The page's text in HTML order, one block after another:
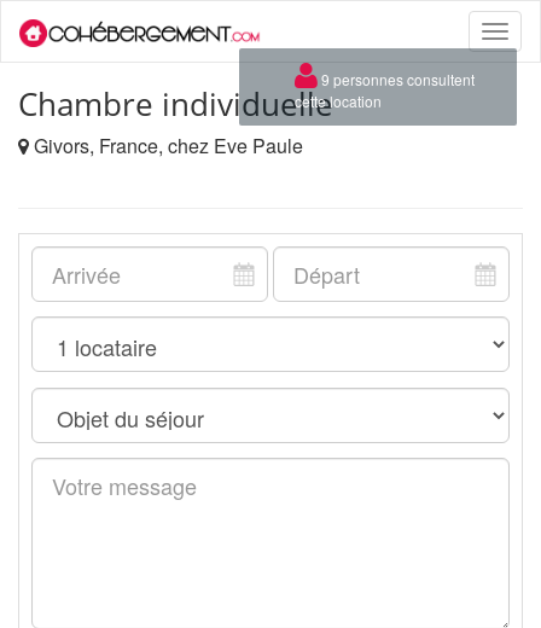
Toggle
Chambre individuelle
Givors, France, chez Eve Paule
×
9 personnes consultent
cette location